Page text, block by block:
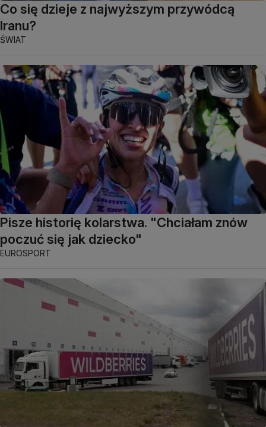
Co się dzieje z najwyższym przywódcą
Iranu?
ŚWIAT
Pisze historię kolarstwa. "Chciałam znów
poczuć się jak dziecko"
EUROSPORT